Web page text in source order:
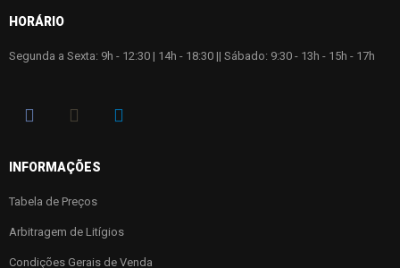
HORÁRIO
Segunda a Sexta: 9h - 12:30 | 14h - 18:30 || Sábado: 9:30 - 13h - 15h - 17h
INFORMAÇÕES
Tabela de Preços
Arbitragem de Litígios
Condições Gerais de Venda